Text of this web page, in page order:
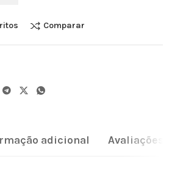
Comparar
adicional Avaliações